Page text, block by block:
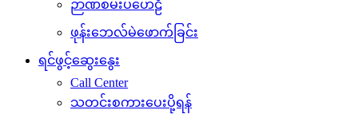
ဉာဏ်စမ်းပဟေဠိ
ဖုန်းဘေလ်မဲဖောက်ခြင်း
ရင်ဖွင့်ဆွေးနွေး
Call Center
သတင်းစကားပေးပို့ရန်